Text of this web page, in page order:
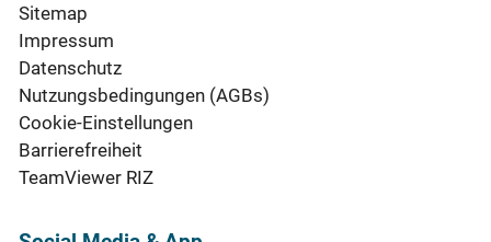
Sitemap
Impressum
Datenschutz
Nutzungsbedingungen (AGBs)
Cookie-Einstellungen
Barrierefreiheit
TeamViewer RIZ